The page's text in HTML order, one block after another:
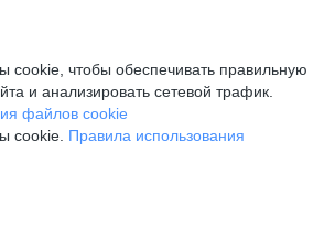
чтобы обеспечивать правильную
и анализировать сетевой трафик.
файлов cookie
cookie. Правила использования